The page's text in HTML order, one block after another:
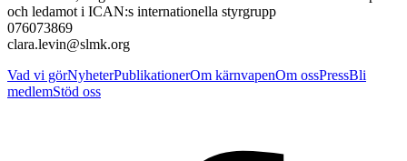
och ledamot i ICAN:s internationella styrgrupp
076073869
clara.levin@slmk.org
Vad vi görNyheterPublikationerOm kärnvapenOm ossPressBli
medlemStöd oss